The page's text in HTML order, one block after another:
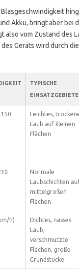
Akku, bringt aber bei
also vom Zustand des
des Geräts wird durch
TYPISCHE
EINSATZGEBIETE
Leichtes,
Laub auf kleinen
Flächen
Normale
Laubschichten
mittelgroßen
Flächen
h)
Dichtes, nasses
Laub,
verschmutzte
Flächen, große
Grundstücke